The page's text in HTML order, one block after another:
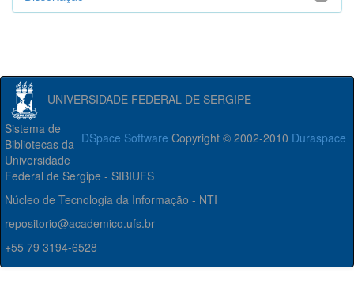
UNIVERSIDADE FEDERAL DE SERGIPE
DSpace Software Copyright © 2002-2010 Duraspace
Sistema de
Bibliotecas da
Universidade
Federal de Sergipe - SIBIUFS
Núcleo de Tecnologia da Informação - NTI
repositorio@academico.ufs.br
+55 79 3194-6528